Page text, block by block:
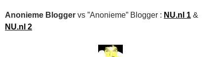
Anonieme Blogger vs ”Anonieme” Blogger : NU.nl 1 &
NU.nl 2